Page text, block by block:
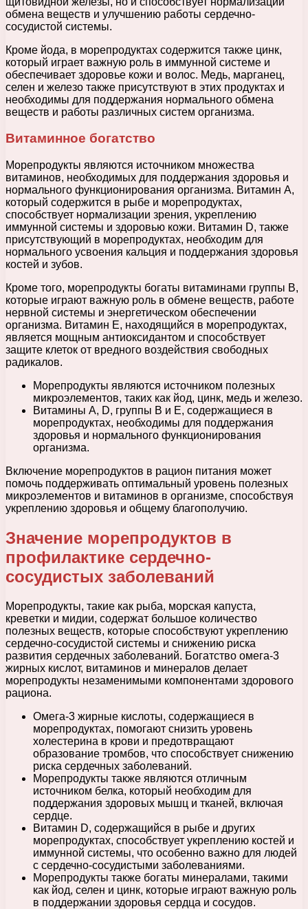
обмена веществ и улучшению работы сердечно-
сосудистой системы.
Кроме йода, в морепродуктах содержится также цинк,
который играет важную роль в иммунной системе и
обеспечивает здоровье кожи и волос. Медь, марганец,
селен и железо также присутствуют в этих продуктах и
необходимы для поддержания нормального обмена
веществ и работы различных систем организма.
Витаминное богатство
Морепродукты являются источником множества
витаминов, необходимых для поддержания здоровья и
нормального функционирования организма. Витамин А,
который содержится в рыбе и морепродуктах,
способствует нормализации зрения, укреплению
иммунной системы и здоровью кожи. Витамин D, также
присутствующий в морепродуктах, необходим для
нормального усвоения кальция и поддержания здоровья
костей и зубов.
Кроме того, морепродукты богаты витаминами группы В,
которые играют важную роль в обмене веществ, работе
нервной системы и энергетическом обеспечении
организма. Витамин Е, находящийся в морепродуктах,
является мощным антиоксидантом и способствует
защите клеток от вредного воздействия свободных
радикалов.
Морепродукты являются источником полезных
микроэлементов, таких как йод, цинк, медь и железо.
Витамины А, D, группы В и Е, содержащиеся в
морепродуктах, необходимы для поддержания
здоровья и нормального функционирования
организма.
Включение морепродуктов в рацион питания может
помочь поддерживать оптимальный уровень полезных
микроэлементов и витаминов в организме, способствуя
укреплению здоровья и общему благополучию.
Значение морепродуктов в
профилактике сердечно-
сосудистых заболеваний
Морепродукты, такие как рыба, морская капуста,
креветки и мидии, содержат большое количество
полезных веществ, которые способствуют укреплению
сердечно-сосудистой системы и снижению риска
развития сердечных заболеваний. Богатство омега-3
жирных кислот, витаминов и минералов делает
морепродукты незаменимыми компонентами здорового
рациона.
Омега-3 жирные кислоты, содержащиеся в
морепродуктах, помогают снизить уровень
холестерина в крови и предотвращают
образование тромбов, что способствует снижению
риска сердечных заболеваний.
Морепродукты также являются отличным
источником белка, который необходим для
поддержания здоровых мышц и тканей, включая
сердце.
Витамин D, содержащийся в рыбе и других
морепродуктах, способствует укреплению костей и
иммунной системы, что особенно важно для людей
с сердечно-сосудистыми заболеваниями.
Морепродукты также богаты минералами, такими
как йод, селен и цинк, которые играют важную роль
в поддержании здоровья сердца и сосудов.